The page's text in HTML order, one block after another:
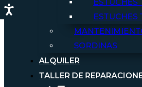
ESTUCHES
ESTUCHES
SORDINAS
ALQUILER
TALLER DE